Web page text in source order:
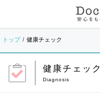
トップ 健康チェック
健康チェック